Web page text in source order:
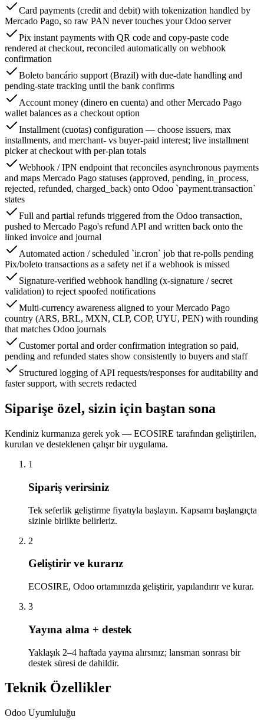
Card payments (credit and debit) with tokenization handled by
Mercado Pago, so raw PAN never touches your Odoo server
Pix instant payments with QR code and copy-paste code
rendered at checkout, reconciled automatically on webhook
confirmation
Boleto bancário support (Brazil) with due-date handling and
pending-state tracking until the bank confirms
Account money (dinero en cuenta) and other Mercado Pago
wallet balances as a checkout option
Installment (cuotas) configuration — choose issuers, max
installments, and merchant- vs buyer-paid interest; live installment
picker at checkout with per-plan totals
Webhook / IPN endpoint that reconciles asynchronous payments
and maps Mercado Pago statuses (approved, pending, in_process,
rejected, refunded, charged_back) onto Odoo `payment.transaction`
states
Full and partial refunds triggered from the Odoo transaction,
pushed to Mercado Pago's refund API and written back onto the
linked invoice and journal
Automated action / scheduled `ir.cron` job that re-polls pending
Pix/boleto transactions as a safety net if a webhook is missed
Signature-verified webhook handling (x-signature / secret
validation) to reject spoofed notifications
Multi-currency awareness aligned to your Mercado Pago
country (ARS, BRL, MXN, CLP, COP, UYU, PEN) with rounding
that matches Odoo journals
Customer portal and order confirmation integration so paid,
pending and refunded states show consistently to buyers and staff
Structured logging of API requests/responses for auditability and
faster support, with secrets redacted
Siparişe özel, sizin için baştan sona
Kendiniz kurmanıza gerek yok — ECOSIRE tarafından geliştirilen,
kurulan ve desteklenen çalışır bir uygulama.
1
Sipariş verirsiniz
Tek seferlik geliştirme fiyatıyla başlayın. Kapsamı başlangıçta
sizinle birlikte belirleriz.
2
Geliştirir ve kurarız
ECOSIRE, Odoo ortamınızda geliştirir, yapılandırır ve kurar.
3
Yayına alma + destek
Yaklaşık 2–4 haftada yayına alırsınız; lansman sonrası bir
destek süresi de dahildir.
Teknik Özellikler
Odoo Uyumluluğu